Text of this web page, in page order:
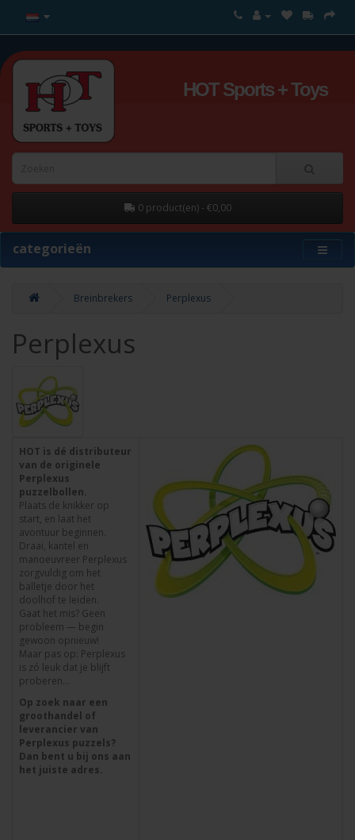
HOT Sports + Toys
0 product(en) - €0,00
categorieën
Breinbrekers Perplexus
Perplexus
HOT is dé distributeur
van de originele
Perplexus
puzzelbollen.
Plaats de knikker op
start, en laat het
avontuur beginnen.
Draai, kantel en
manoeuvreer Perplexus
zorgvuldig om het
balletje door het
doolhof te leiden.
Gaat het mis? Geen
probleem — begin
gewoon opnieuw!
Maar pas op: Perplexus
is zó leuk dat je blijft
proberen...
Op zoek naar een
groothandel of
leverancier van
Perplexus puzzels?
Dan bent u bij ons aan
het juiste adres.